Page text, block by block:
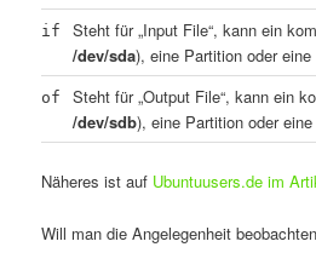
if
Steht für „Input File“, kann ein
/dev/sda), eine Partition oder
of
Steht für „Output File“, kann ein
/dev/sdb), eine Partition oder
Näheres ist auf Ubuntuusers.de im
Will man die Angelegenheit